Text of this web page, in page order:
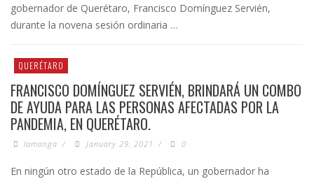
gobernador de Querétaro, Francisco Domínguez Servién,
durante la novena sesión ordinaria …
QUERÉTARO
FRANCISCO DOMÍNGUEZ SERVIÉN, BRINDARÁ UN COMBO
DE AYUDA PARA LAS PERSONAS AFECTADAS POR LA
PANDEMIA, EN QUERÉTARO.
lamanga / January 29, 2021 / 0
En ningún otro estado de la República, un gobernador ha